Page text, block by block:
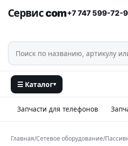
Сервис com+7 747 599-72-
☰ Каталог▾
Запчасти для телефонов
Главная/Сетевое оборудование/